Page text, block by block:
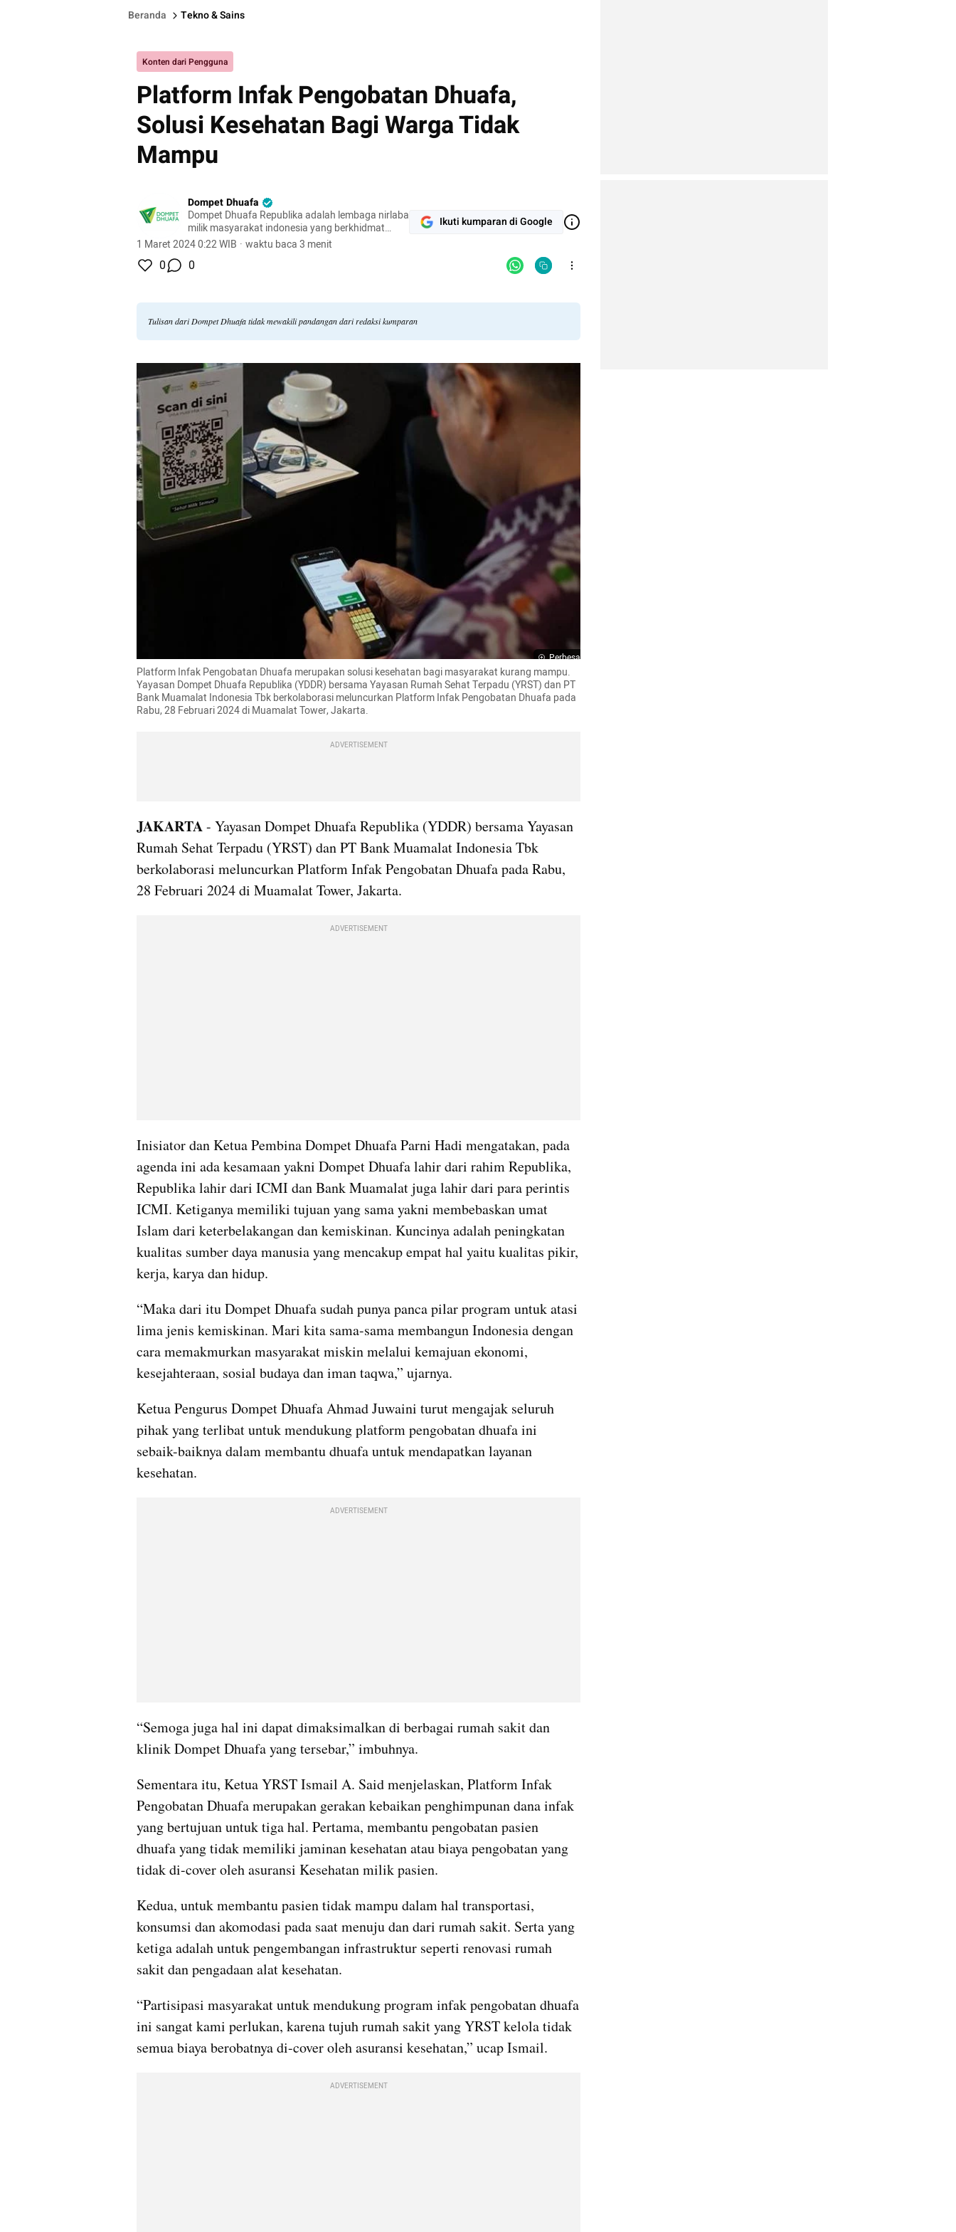
Beranda Tekno & Sains
Konten dari Pengguna
Platform Infak Pengobatan Dhuafa,
Solusi Kesehatan Bagi Warga Tidak
Mampu
Dompet Dhuafa
Dompet Dhuafa Republika adalah lembaga nirlaba
milik masyarakat indonesia yang berkhidmat
mengangkat harkat sosial kemanusiaan kaum
1 Maret 2024 0:22 WIB · waktu baca 3 menit
Ikuti kumparan di Google
0 0
Tulisan dari Dompet Dhuafa tidak mewakili pandangan dari redaksi kumparan
Perbesar
Platform Infak Pengobatan Dhuafa merupakan solusi kesehatan bagi masyarakat kurang mampu.
Yayasan Dompet Dhuafa Republika (YDDR) bersama Yayasan Rumah Sehat Terpadu (YRST) dan PT
Bank Muamalat Indonesia Tbk berkolaborasi meluncurkan Platform Infak Pengobatan Dhuafa pada
Rabu, 28 Februari 2024 di Muamalat Tower, Jakarta.
ADVERTISEMENT
JAKARTA - Yayasan Dompet Dhuafa Republika (YDDR) bersama Yayasan
Rumah Sehat Terpadu (YRST) dan PT Bank Muamalat Indonesia Tbk
berkolaborasi meluncurkan Platform Infak Pengobatan Dhuafa pada Rabu,
28 Februari 2024 di Muamalat Tower, Jakarta.
ADVERTISEMENT
Inisiator dan Ketua Pembina Dompet Dhuafa Parni Hadi mengatakan, pada
agenda ini ada kesamaan yakni Dompet Dhuafa lahir dari rahim Republika,
Republika lahir dari ICMI dan Bank Muamalat juga lahir dari para perintis
ICMI. Ketiganya memiliki tujuan yang sama yakni membebaskan umat
Islam dari keterbelakangan dan kemiskinan. Kuncinya adalah peningkatan
kualitas sumber daya manusia yang mencakup empat hal yaitu kualitas pikir,
kerja, karya dan hidup.
“Maka dari itu Dompet Dhuafa sudah punya panca pilar program untuk atasi
lima jenis kemiskinan. Mari kita sama-sama membangun Indonesia dengan
cara memakmurkan masyarakat miskin melalui kemajuan ekonomi,
kesejahteraan, sosial budaya dan iman taqwa,” ujarnya.
Ketua Pengurus Dompet Dhuafa Ahmad Juwaini turut mengajak seluruh
pihak yang terlibat untuk mendukung platform pengobatan dhuafa ini
sebaik-baiknya dalam membantu dhuafa untuk mendapatkan layanan
kesehatan.
ADVERTISEMENT
“Semoga juga hal ini dapat dimaksimalkan di berbagai rumah sakit dan
klinik Dompet Dhuafa yang tersebar,” imbuhnya.
Sementara itu, Ketua YRST Ismail A. Said menjelaskan, Platform Infak
Pengobatan Dhuafa merupakan gerakan kebaikan penghimpunan dana infak
yang bertujuan untuk tiga hal. Pertama, membantu pengobatan pasien
dhuafa yang tidak memiliki jaminan kesehatan atau biaya pengobatan yang
tidak di-cover oleh asuransi Kesehatan milik pasien.
Kedua, untuk membantu pasien tidak mampu dalam hal transportasi,
konsumsi dan akomodasi pada saat menuju dan dari rumah sakit. Serta yang
ketiga adalah untuk pengembangan infrastruktur seperti renovasi rumah
sakit dan pengadaan alat kesehatan.
“Partisipasi masyarakat untuk mendukung program infak pengobatan dhuafa
ini sangat kami perlukan, karena tujuh rumah sakit yang YRST kelola tidak
semua biaya berobatnya di-cover oleh asuransi kesehatan,” ucap Ismail.
ADVERTISEMENT